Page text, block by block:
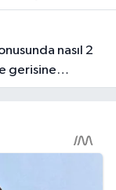
gerisine